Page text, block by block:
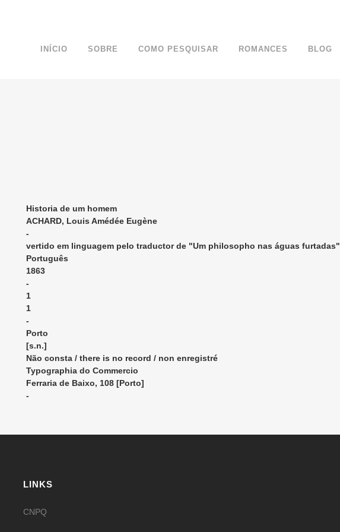
INÍCIO SOBRE COMO PESQUISAR ROMANCES BLOG
Historia de um homem
ACHARD, Louis Amédée Eugène
-
vertido em linguagem pelo traductor de "Um philosopho nas águas furtadas"
Português
1863
-
1
1
-
Porto
[s.n.]
Não consta / there is no record / non enregistré
Typographia do Commercio
Ferraria de Baixo, 108 [Porto]
-
LINKS
CNPQ